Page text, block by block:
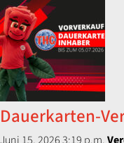
Dauerkarten-